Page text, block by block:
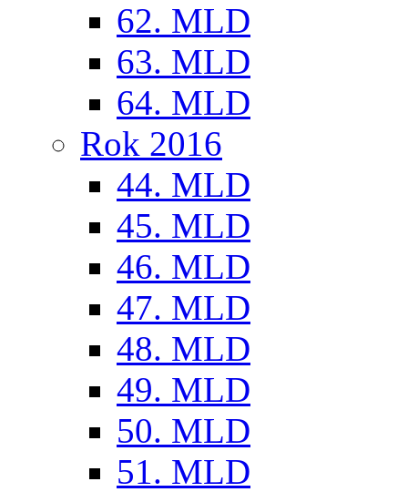
62. MLD
63. MLD
64. MLD
Rok 2016
44. MLD
45. MLD
46. MLD
47. MLD
48. MLD
49. MLD
50. MLD
51. MLD